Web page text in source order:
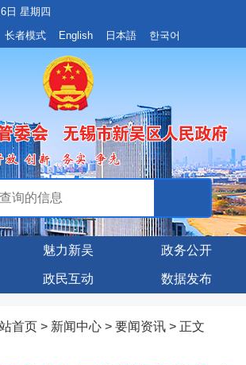
日 星期四
长者模式 English 日本語 한국어
魅力新吴 政务公开
政民互动 数据发布
首页 > 新闻中心 > 要闻资讯 > 正文